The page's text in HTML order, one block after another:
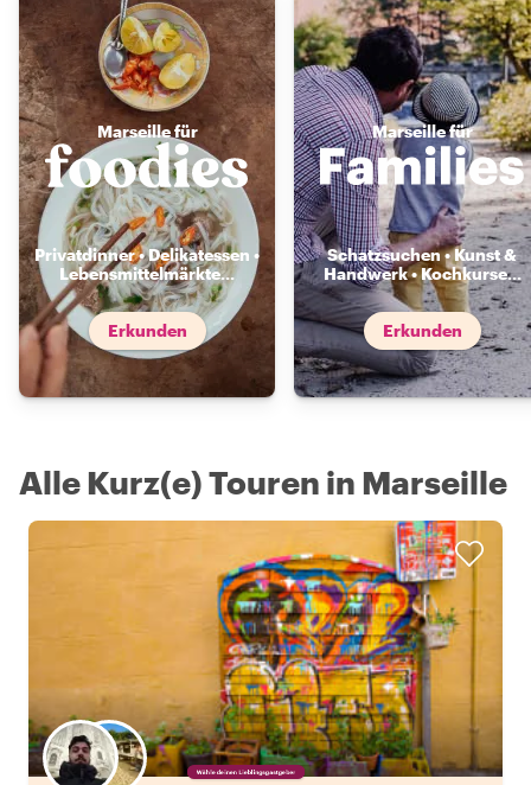
Marseille für
Privatdinner • Delikatessen •
Lebensmittelmärkte...
Erkunden
Marseille für
Schatzsuchen • Kunst &
Handwerk • Kochkurse...
Erkunden
Alle Kurz(e) Touren in Marseille
Wähle deinen Lieblingsgastgeber